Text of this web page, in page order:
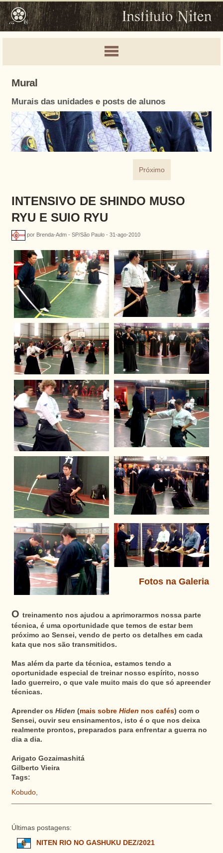
Mural
Murais das unidades e posts de alunos
Próximo
INTENSIVO DE SHINDO MUSO
RYU E SUIO RYU
por Brenda-Adm - SP/São Paulo - 31-ago-2010
Fotos na Galeria
O treinamento nos ajudou a aprimorarmos nossa parte
técnica, é uma oportunidade que temos de estar bem
próximo ao Sensei, vendo de perto os detalhes em cada
kata que nos são transmitidos.
Mas além da parte da técnica, estamos tendo a
oportunidade especial de treinar nosso espírito, nosso
lado guerreiro, o que vale muito mais do que só apreender
técnicas.
Aprender os Hiden (mais sobre Hiden nos cafés) com o
Sensei, ouvir seu ensinamentos, isto é o que nos deixa
realmente prontos, preparados para enfrentar a guerra no
dia a dia.
Arigato Gozaimashitá
Gilberto Vieira
Tags:
Kobudo,
Últimas postagens:
NITEN RIO NO GASHUKU DEZ/2021